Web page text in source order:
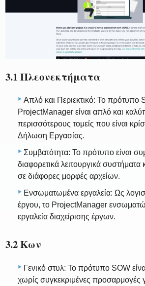
3.1 Πλεονεκτήματα
Απλό και Περιεκτικό: Το πρότυπο
ProjectManager είναι απλό και
περισσότερους τομείς που είναι
Δήλωση Εργασίας.
Συμβατότητα: Το πρότυπο είναι
διαφορετικά λειτουργικά συστήματα
σε διάφορες μορφές αρχείων.
Ενσωματωμένα εργαλεία: Ως
έργου, το ProjectManager
εργαλεία διαχείρισης έργων.
3.2 Κων
Γενικό στυλ: Το πρότυπο SOW
χωρίς συγκεκριμένες προσαρμογές